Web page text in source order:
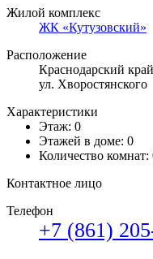
Жилой комплекс
ЖК «Кутузовский»
Расположение
Краснодарский
ул. Хворостянского
Характеристики
Этаж: 0
Этажей в доме: 0
Количество комнат:
Контактное лицо
Телефон
+7 (861)